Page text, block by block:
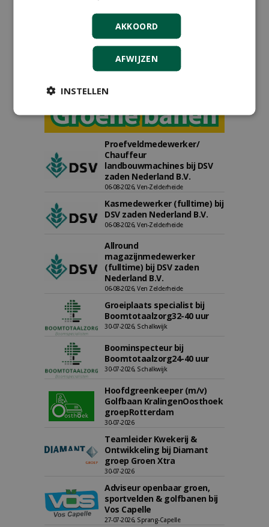
Proefveldmedewerker/
Chauffeur
landbouwmachines bij DSV
zaden Nederland B.V.
06-08-2026, Ven-Zelderheide
Kasmedewerker (fulltime) bij
DSV zaden Nederland B.V.
06-08-2026, Ven-Zelderheide
Allround
magazijnmedewerker
(fulltime) bij DSV zaden
Nederland B.V.
06-08-2026, Ven Zelderheide
Groeiplaats specialist bij
Boomtotaalzorg32-40 uur
30-07-2026, Schalkwijk
Boominspecteur bij
Boomtotaalzorg24-40 uur
30-07-2026, Schalkwijk
Hoofdgreenkeeper (m/v)
Golfbaan KralingenOosthoek
groepRotterdam
30-07-2026
Teamleider Kwekerij &
Ontwikkeling bij Diamant
groep Groen Xtra
30-07-2026
Adviseur openbaar groen,
sportvelden & golfbanen bij
Vos Capelle
27-07-2026, Sprang-Capelle
AKKOORD
AFWIJZEN
INSTELLEN